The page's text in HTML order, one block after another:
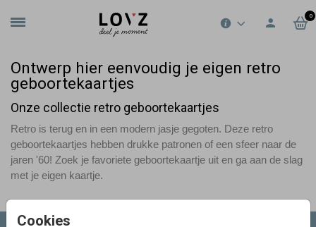
0
Cookies
Ontwerp hier eenvoudig je eigen retro
geboortekaartjes
Onze collectie retro geboortekaartjes
Retro is terug en in een modern jasje gegoten. Deze retro
geboortekaartjes hebben drukke patronen of een sfeer naar de
jaren '60! Zoek je favoriete geboortekaartje uit en ga aan de slag
met je eigen kaartje.